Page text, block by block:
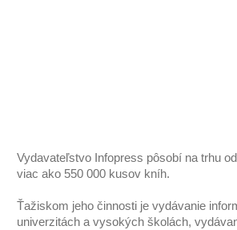
Vydavateľstvo Infopress pôsobí na trhu
viac ako 550 000 kusov kníh.
Ťažiskom jeho činnosti je vydávanie
univerzitách a vysokých školách,